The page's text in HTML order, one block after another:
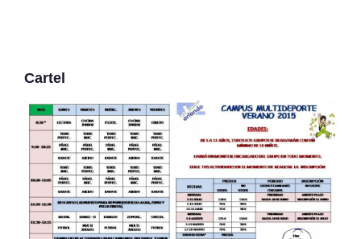
Cartel